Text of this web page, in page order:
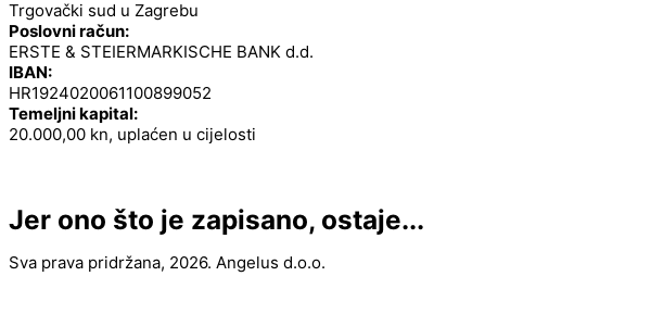
Trgovački sud u Zagrebu
Poslovni račun:
ERSTE & STEIERMARKISCHE BANK d.d.
IBAN:
HR1924020061100899052
Temeljni kapital:
20.000,00 kn, uplaćen u cijelosti
Jer ono što je zapisano, ostaje...
Sva prava pridržana, 2026. Angelus d.o.o.